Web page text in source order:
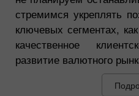
стремимся укреплять
ключевых сегментах,
качественное
развитие валютного